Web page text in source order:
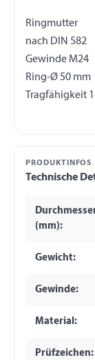
Ringmutter
nach DIN 582
Gewinde M24
Ring-Ø 50 mm
PRODUKTINFOS
Technische
(mm):
Gewicht:
Gewinde:
Material:
Prüfzeichen: